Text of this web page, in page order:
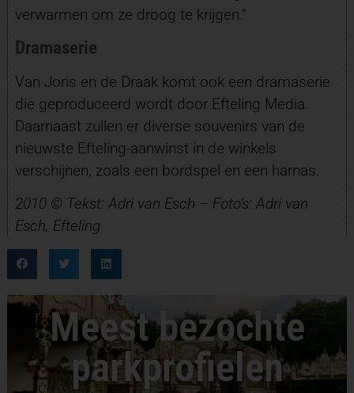
verwarmen om ze droog te krijgen.”
Dramaserie
Van Joris en de Draak komt ook een dramaserie
die geproduceerd wordt door Efteling Media.
Daarnaast zullen er diverse souvenirs van de
nieuwste Efteling-aanwinst in de winkels
verschijnen, zoals een bordspel en een harnas.
2010 © Tekst: Adri van Esch – Foto’s: Adri van
Esch, Efteling
Meest bezochte
parkprofielen